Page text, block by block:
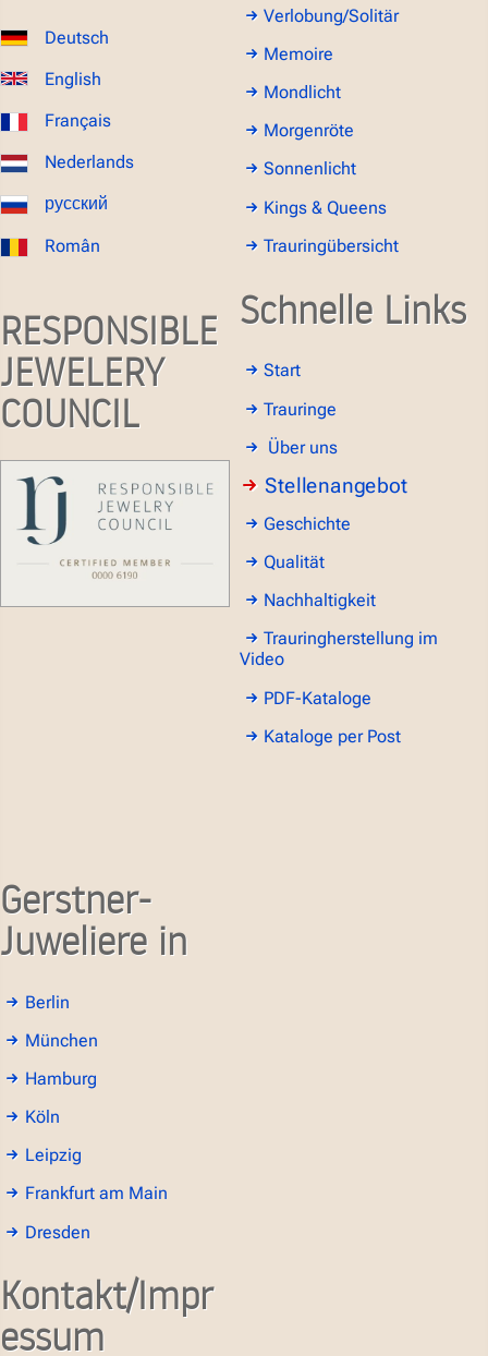
Deutsch
English
Français
Nederlands
русский
Român
RESPONSIBLE
JEWELERY
COUNCIL
Verlobung/Solitär
Memoire
Mondlicht
Morgenröte
Sonnenlicht
Kings & Queens
Trauringübersicht
Schnelle Links
Start
Trauringe
Über uns
Stellenangebot
Geschichte
Qualität
Nachhaltigkeit
Trauringherstellung im
Video
PDF-Kataloge
Kataloge per Post
Gerstner-
Juweliere in
Berlin
München
Hamburg
Köln
Leipzig
Frankfurt am Main
Dresden
Kontakt/Impr
essum